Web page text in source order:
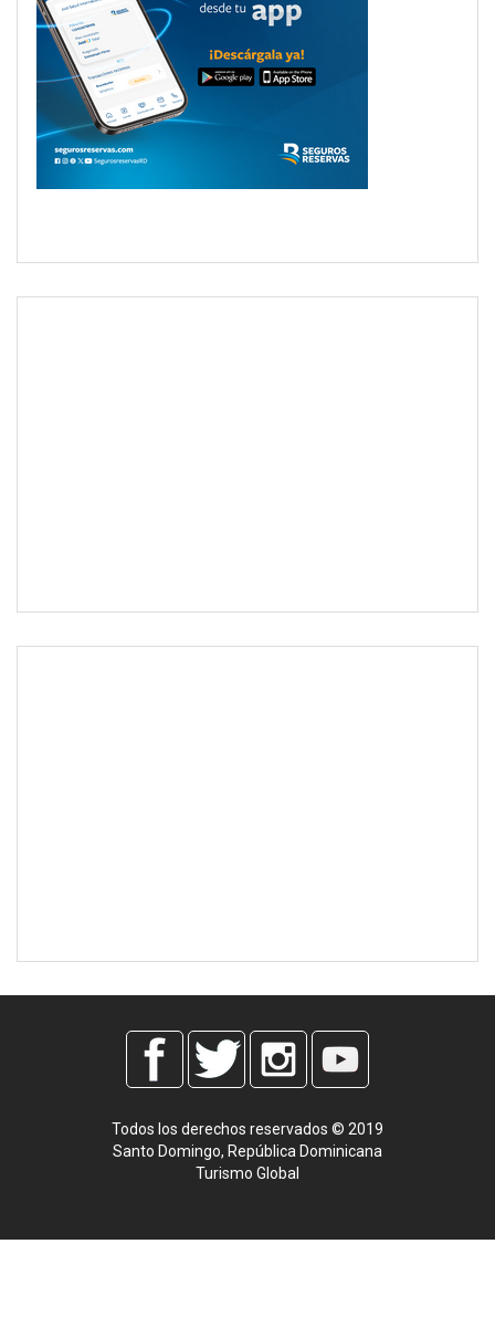
Todos los derechos reservados © 2019
Santo Domingo, República Dominicana
Turismo Global